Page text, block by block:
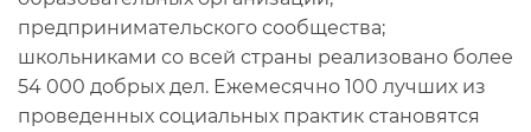
предпринимательского сообщества;
школьниками со всей страны реализовано более
54 000 добрых дел. Ежемесячно 100 лучших из
проведенных социальных практик становятся